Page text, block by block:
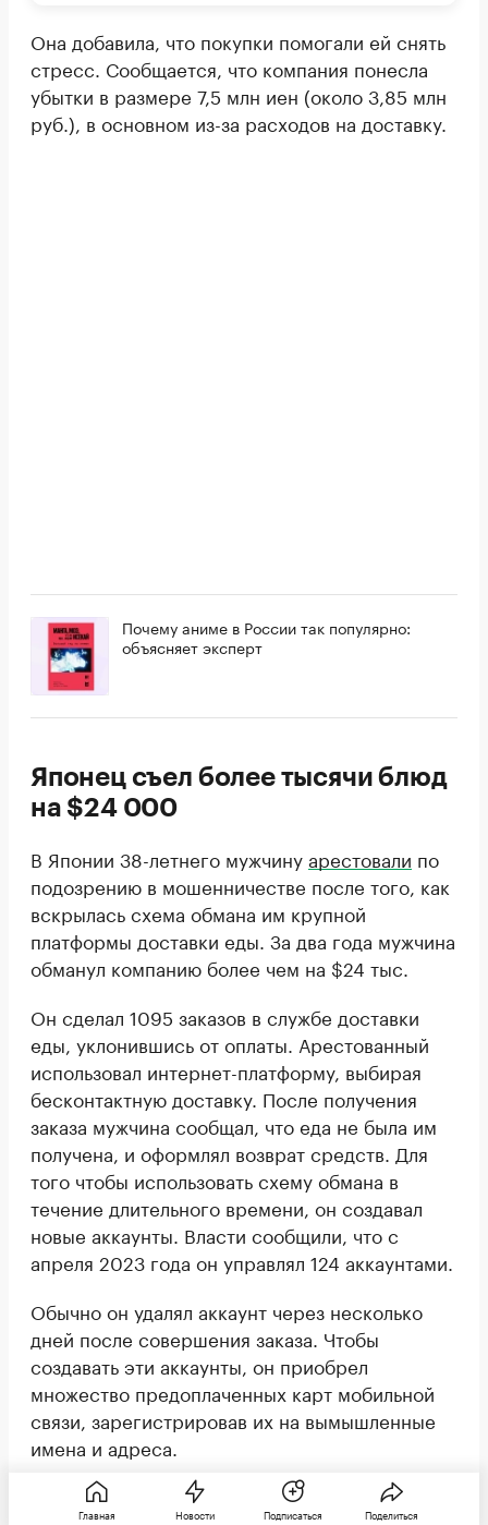
Она добавила, что покупки помогали ей снять
стресс. Сообщается, что компания понесла
убытки в размере 7,5 млн иен (около 3,85 млн
руб.), в основном из-за расходов на доставку.
Почему аниме в России так популярно:
объясняет эксперт
Японец съел более тысячи блюд
на $24 000
В Японии 38-летнего мужчинуарестовали по
подозрению в мошенничестве после того, как
вскрылась схема обмана им крупной
платформы доставки еды. За два года мужчина
обманул компанию более чем на $24 тыс.
Он сделал 1095 заказов в службе доставки
еды, уклонившись от оплаты. Арестованный
использовал интернет-платформу, выбирая
бесконтактную доставку. После получения
заказа мужчина сообщал, что еда не была им
получена, и оформлял возврат средств. Для
того чтобы использовать схему обмана в
течение длительного времени, он создавал
новые аккаунты. Власти сообщили, что с
апреля 2023 года он управлял 124 аккаунтами.
Обычно он удалял аккаунт через несколько
дней после совершения заказа. Чтобы
создавать эти аккаунты, он приобрел
множество предоплаченных карт мобильной
связи, зарегистрировав их на вымышленные
имена и адреса.
Читайте РБК Life в «Максе»
Главная Новости Подписаться Поделиться